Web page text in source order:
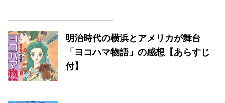
明治時代の横浜とアメリカが舞台
「ヨコハマ物語」の感想【あらすじ
付】